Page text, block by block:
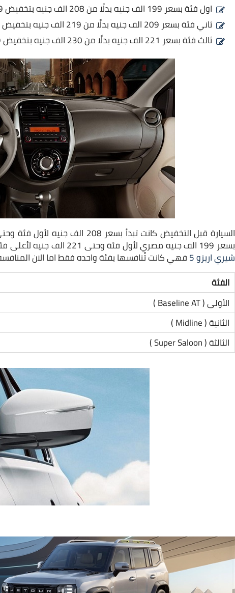
اول فئة بسعر 199 الف جنيه بدلًا من 208 الف جنيه بتخفيض 9 الاف جنيه مصري
ثاني فئة بسعر 209 الف جنيه بدلًا من 219 الف جنيه بتخفيض 10 الاف جنيه مصري
ثالث فئة بسعر 221 الف جنيه بدلًا من 230 الف جنيه بتخفيض 9 الاف جنيه مصري
بسعر 199 الف جنيه مصري لأول فئة وحتى 221 الف جنيه لأعلى فئة وبعد التخفيضات السيارة دخلت في منافسه مع
شيري اريزو 5 فهي كانت تُنافسها بفئة واحده فقط اما الان
الفئة
الأولى ( Baseline AT )
الثانية ( Midline )
الثالثة ( Super Saloon )